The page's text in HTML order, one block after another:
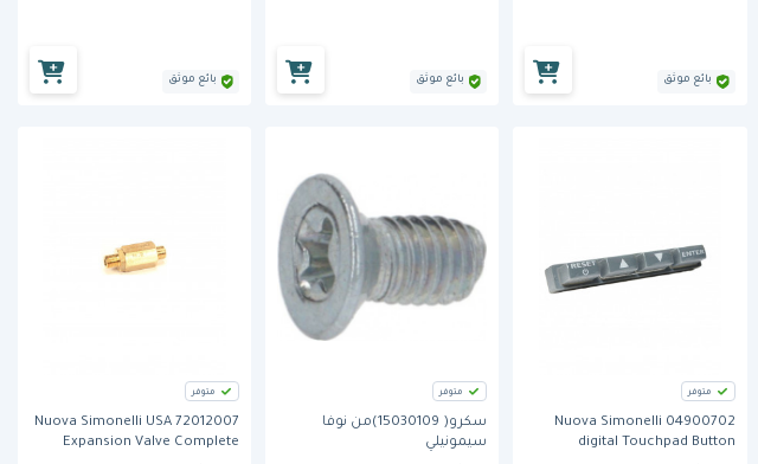
بائع موثق بائع موثق بائع موثق
متوفر
Nuova Simonelli 04900702
digital Touchpad Button
متوفر
سكرو( 15030109)من نوفا
سيمونيلي
متوفر
Nuova Simonelli USA 72012007
Expansion Valve Complete